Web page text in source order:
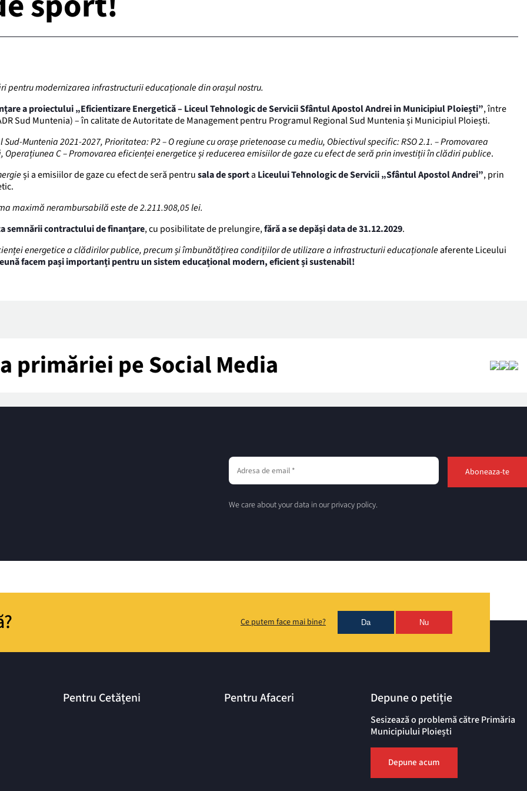
pentru modernizarea infrastructurii educaționale din orașul nostru.
a proiectului „Eficientizare Energetică – Liceul Tehnologic de Servicii Sfântul Apostol Andrei in Municipiul Ploiești”, între
Sud Muntenia) – în calitate de Autoritate de Management pentru Programul Regional Sud Muntenia și Municipiul Ploiești.
Muntenia 2021-2027, Prioritatea: P2 – O regiune cu orașe prietenoase cu mediu, Obiectivul specific: RSO 2.1. – Promovarea
C – Promovarea eficienței energetice și reducerea emisiilor de gaze cu efect de seră prin investiții în clădiri publice.
și a emisiilor de gaze cu efect de seră pentrusala de sporta Liceului Tehnologic de Servicii „Sfântul Apostol Andrei”, prin
maximă nerambursabilă este de 2.211.908,05 lei.
semnării contractului de finanțare, cu posibilitate de prelungire,fără a se depăși data de 31.12.2029.
energetice a clădirilor publice, precum și îmbunătățirea condițiilor de utilizare a infrastructurii educaționaleaferente Liceului
facem pași importanți pentru un sistem educațional modern, eficient și sustenabil!
primăriei pe Social Media
We care about your data in our privacy policy.
Ce putem face mai bine? Da Nu
Pentru Cetățeni Pentru Afaceri Depune o petiție
Sesizează o problemă către Primăria
Municipiului Ploiești
Depune acum